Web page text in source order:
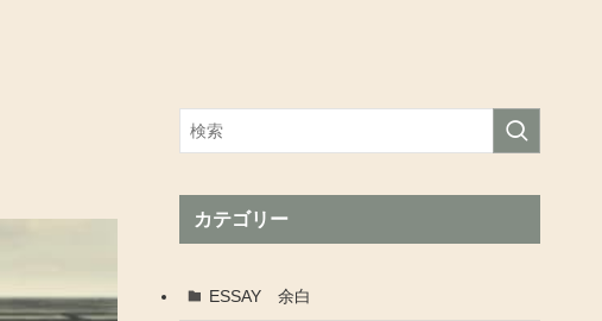
カテゴリー
ESSAY 余白